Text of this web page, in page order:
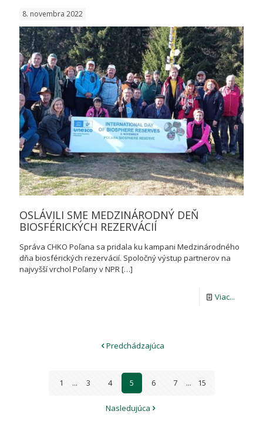
RADA
BR
Poľana
8. novembra 2022
OSLÁVILI SME MEDZINÁRODNÝ DEŇ
BIOSFÉRICKÝCH REZERVÁCIÍ
Správa CHKO Poľana sa pridala ku kampani Medzinárodného
dňa biosférických rezervácií. Spoločný výstup partnerov na
najvyšší vrchol Poľany v NPR […]
Viac...
Predchádzajúca
1 ... 3 4 5 6 7 ... 15
Nasledujúca